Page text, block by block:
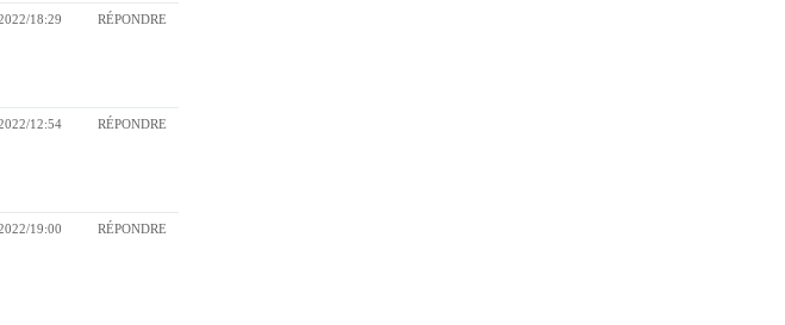
18:29 RÉPONDRE
12:54 RÉPONDRE
19:00 RÉPONDRE